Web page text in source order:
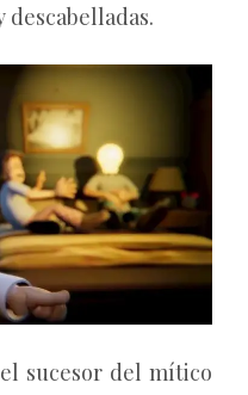
descabelladas.
sucesor del mítico